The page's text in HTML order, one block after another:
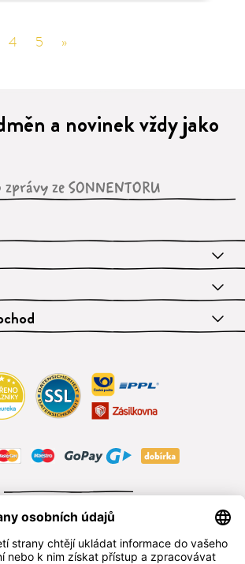
4 5 »
a novinek vždy jako
čeština